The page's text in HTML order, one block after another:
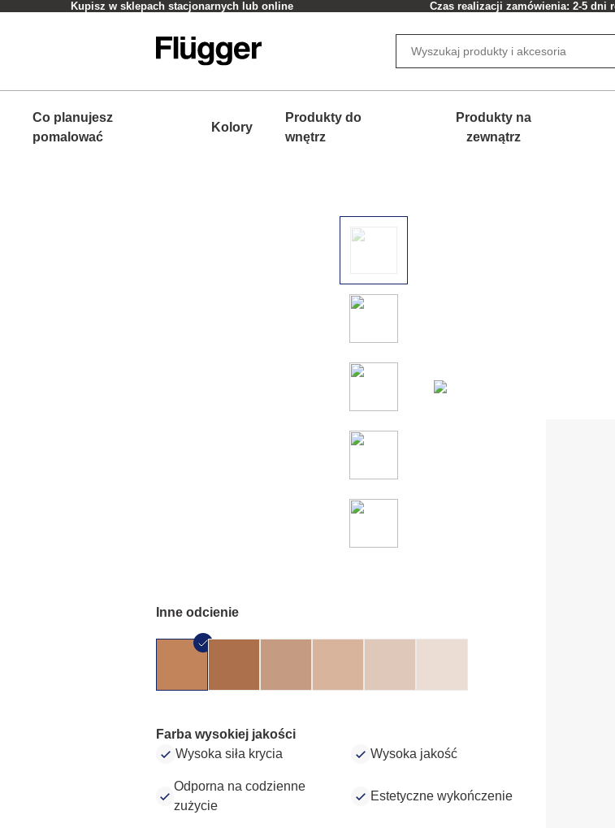
Kupisz w sklepach stacjonarnych lub online Czas realizacji zamówienia: 2-5 dni
Co planujesz
pomalować
Kolory
Produkty do
wnętrz
Produkty na
zewnątrz
Inne odcienie
Farba wysokiej jakości
Wysoka siła krycia
Wysoka jakość
Odporna na codzienne
zużycie
Estetyczne wykończenie